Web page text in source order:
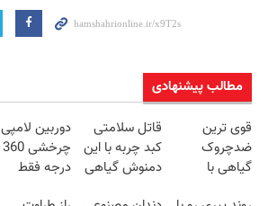
مطالب پیشنهادی
قوی ترین
ضدچروک
گیاهی با
قاتل سلامتی
کبد چربه با این
دمنوش گیاهی
دوربین لامپی
چرخشی 360
درجه فقط